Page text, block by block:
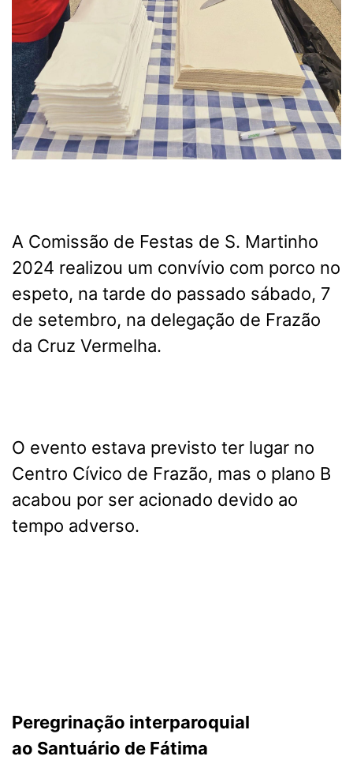
A Comissão de Festas de S. Martinho
2024 realizou um convívio com porco no
espeto, na tarde do passado sábado, 7
de setembro, na delegação de Frazão
da Cruz Vermelha.
O evento estava previsto ter lugar no
Centro Cívico de Frazão, mas o plano B
acabou por ser acionado devido ao
tempo adverso.
Peregrinação interparoquial
ao Santuário de Fátima